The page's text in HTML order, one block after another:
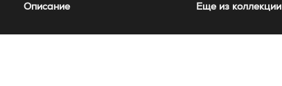
Описание Еще из коллекции